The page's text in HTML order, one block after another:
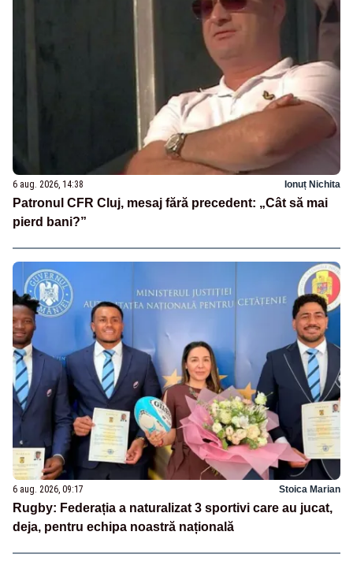
6 aug. 2026, 14:38 Ionuț Nichita
Patronul CFR Cluj, mesaj fără precedent: „Cât să mai
pierd bani?”
6 aug. 2026, 09:17 Stoica Marian
Rugby: Federația a naturalizat 3 sportivi care au jucat,
deja, pentru echipa noastră națională